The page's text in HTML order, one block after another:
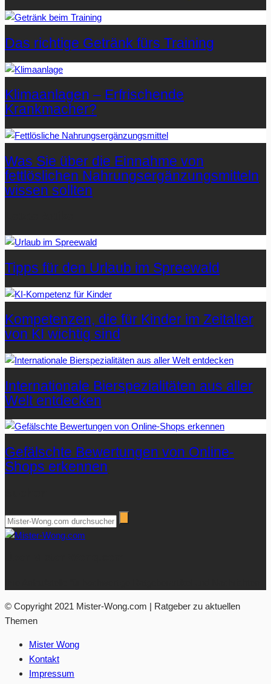
Das richtige Getränk fürs Training
Klimaanlagen – Erfrischende
Krankmacher?
Was Sie über die Einnahme von
fettlöslichen Nahrungsergänzungsmitteln
wissen sollten
Tipps für den Urlaub im Spreewald
Kompetenzen, die für Kinder im Zeitalter
von KI wichtig sind
Internationale Bierspezialitäten aus aller
Welt entdecken
Gefälschte Bewertungen von Online-
Shops erkennen
© Copyright 2021 Mister-Wong.com | Ratgeber zu aktuellen
Themen
Mister Wong
Kontakt
Impressum